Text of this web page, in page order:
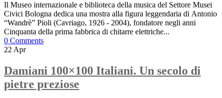
Il Museo internazionale e biblioteca della musica del Settore Musei
Civici Bologna dedica una mostra alla figura leggendaria di Antonio
“Wandrè” Pioli (Cavriago, 1926 - 2004), fondatore negli anni
Cinquanta della prima fabbrica di chitarre elettriche...
0 Comments
22Apr
Damiani 100×100 Italiani. Un secolo di
pietre preziose